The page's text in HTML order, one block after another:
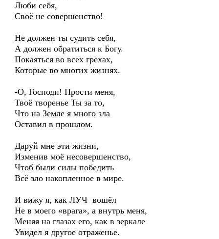
Люби себя,
Своё не совершенство!
Не должен ты судить себя,
А должен обратиться к Богу.
Покаяться во всех грехах,
Которые во многих жизнях.
-О, Господи! Прости меня,
Твоё творенье Ты за то,
Что на Земле я много зла
Оставил в прошлом.
Даруй мне эти жизни,
Изменив моё несовершенство,
Чтоб были силы победить
Всё зло накопленное в мире.
И вижу я, как ЛУЧ вошёл
Не в моего «врага», а внутрь меня,
Меняя на глазах его, как в зеркале
Увидел я другое отраженье.